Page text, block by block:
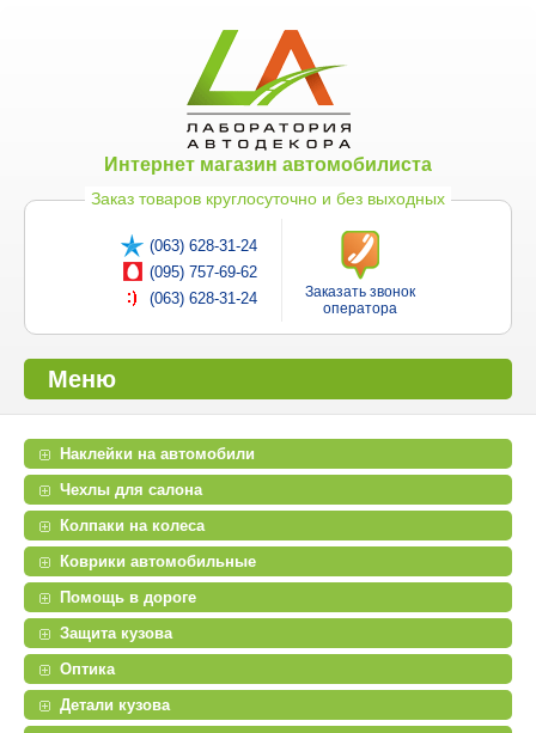
Интернет магазин автомобилиста
Заказ товаров круглосуточно и без выходных
(063) 628-31-24
(095) 757-69-62
(063) 628-31-24
Заказать звонок
оператора
Меню
Наклейки на автомобили
Чехлы для салона
Колпаки на колеса
Коврики автомобильные
Помощь в дороге
Защита кузова
Оптика
Детали кузова